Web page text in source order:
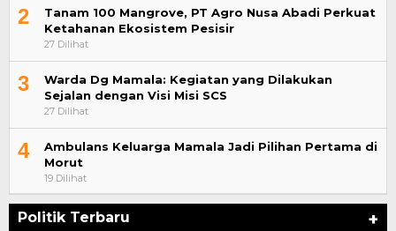
2
Tanam 100 Mangrove, PT Agro Nusa Abadi Perkuat
Ketahanan Ekosistem Pesisir
27 Dilihat
3
Warda Dg Mamala: Kegiatan yang Dilakukan
Sejalan dengan Visi Misi SCS
27 Dilihat
4
Ambulans Keluarga Mamala Jadi Pilihan Pertama di
Morut
19 Dilihat
Politik Terbaru +